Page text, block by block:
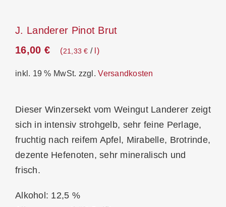
J. Landerer Pinot Brut
16,00 € 21,33€ / l
inkl. 19 % MwSt. zzgl.Versandkosten
Dieser Winzersekt vom Weingut Landerer zeigt
sich in intensiv strohgelb, sehr feine Perlage,
fruchtig nach reifem Apfel, Mirabelle, Brotrinde,
dezente Hefenoten, sehr mineralisch und
frisch.
Alkohol: 12,5 %